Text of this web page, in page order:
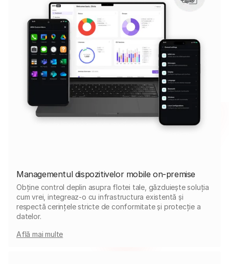
Managementul dispozitivelor mobile on-premise
Obține control deplin asupra flotei tale, găzduiește soluția
cum vrei, integreaz-o cu infrastructura existentă și
respectă cerințele stricte de conformitate și protecție a
datelor.
Află mai multe